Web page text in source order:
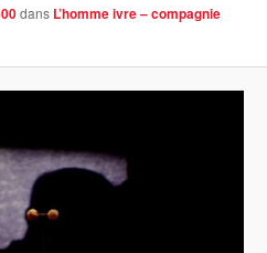
dans L’homme ivre – compagnie